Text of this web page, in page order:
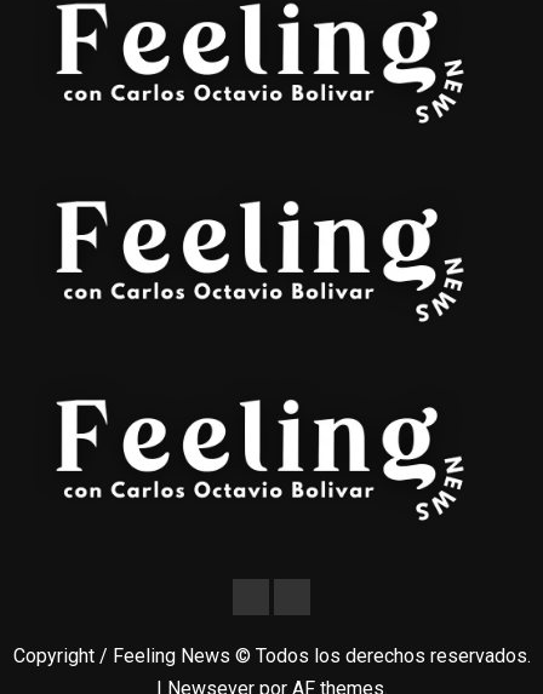
Copyright / Feeling News © Todos los derechos reservados.
| Newseverpor AF themes.